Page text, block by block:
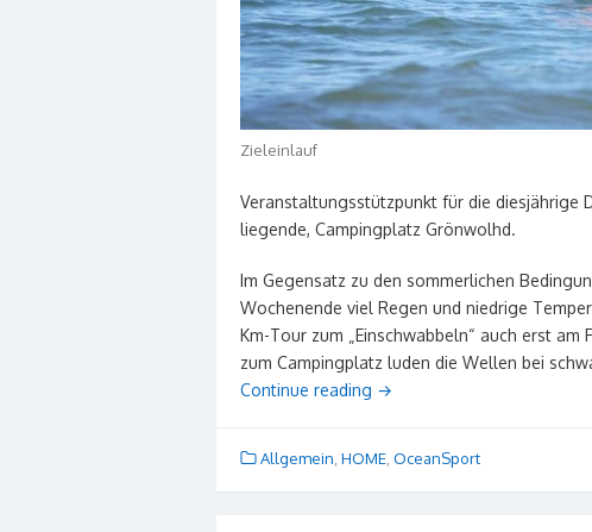
Zieleinlauf
Veranstaltungsstützpunkt für die diesjährige
liegende, Campingplatz Grönwolhd.
Im Gegensatz zu den sommerlichen
Wochenende viel Regen und niedrige
Km-Tour zum „Einschwabbeln“ auch erst
zum Campingplatz luden die Wellen bei
Continue reading →
Allgemein HOME OceanSport